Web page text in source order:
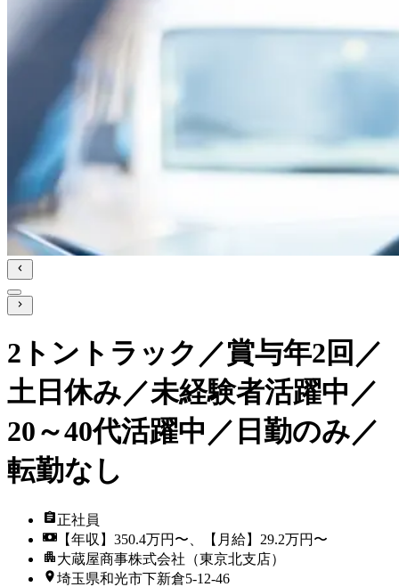
2トントラック／賞与年2回／
土日休み／未経験者活躍中／
20～40代活躍中／日勤のみ／
転勤なし
正社員
【年収】350.4万円〜、【月給】29.2万円〜
大蔵屋商事株式会社（東京北支店）
埼玉県和光市下新倉5-12-46